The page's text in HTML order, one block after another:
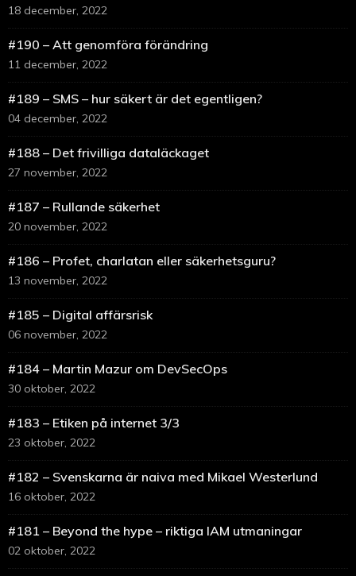
18 december, 2022
#190 – Att genomföra förändring
11 december, 2022
#189 – SMS – hur säkert är det egentligen?
04 december, 2022
#188 – Det frivilliga dataläckaget
27 november, 2022
#187 – Rullande säkerhet
20 november, 2022
#186 – Profet, charlatan eller säkerhetsguru?
13 november, 2022
#185 – Digital affärsrisk
06 november, 2022
#184 – Martin Mazur om DevSecOps
30 oktober, 2022
#183 – Etiken på internet 3/3
23 oktober, 2022
#182 – Svenskarna är naiva med Mikael Westerlund
16 oktober, 2022
#181 – Beyond the hype – riktiga IAM utmaningar
02 oktober, 2022